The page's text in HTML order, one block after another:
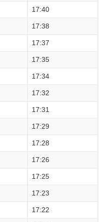
17:40
17:38
17:37
17:35
17:34
17:32
17:31
17:29
17:28
17:26
17:25
17:23
17:22